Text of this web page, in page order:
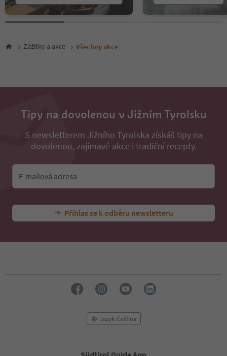
25
26
29
33
46
48
Zážitky a akce Všechny akce
Tipy na dovolenou v Jižním Tyrolsku
S newsletterem Jižního Tyrolska získáš tipy na
dovolenou, zajímavé akce i tradiční recepty.
E-mailová adresa
Přihlas se k odběru newsletteru
Jazyk: Čeština